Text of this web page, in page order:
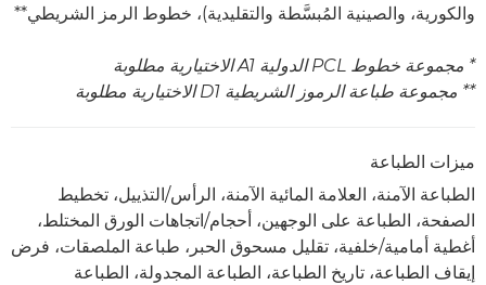
والكورية، والصينية المُبسَّطة والتقليدية)، خطوط الرمز الشريطي**
* مجموعة خطوط PCL الدولية A1 الاختيارية مطلوبة
** مجموعة طباعة الرموز الشريطية D1 الاختيارية مطلوبة
ميزات الطباعة
الطباعة الآمنة، العلامة المائية الآمنة، الرأس/التذييل، تخطيط
الصفحة، الطباعة على الوجهين، أحجام/اتجاهات الورق المختلط،
أغطية أمامية/خلفية، تقليل مسحوق الحبر، طباعة الملصقات، فرض
إيقاف الطباعة، تاريخ الطباعة، الطباعة المجدولة، الطباعة